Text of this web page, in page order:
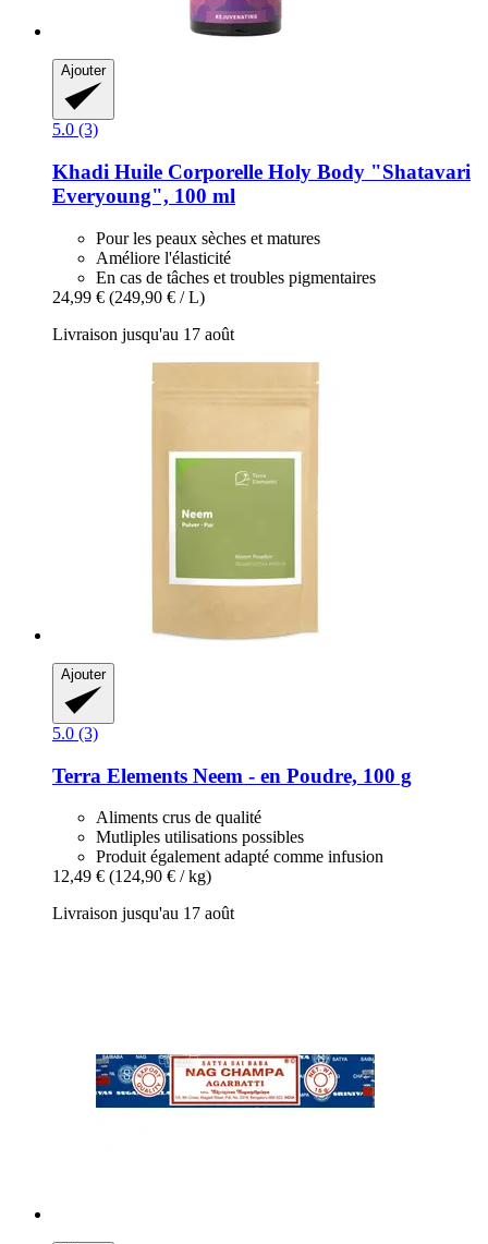
Ajouter
5.0 (3)
Khadi Huile Corporelle Holy Body "Shatavari
Everyoung", 100 ml
Pour les peaux sèches et matures
Améliore l'élasticité
En cas de tâches et troubles pigmentaires
24,99 € (249,90 € / L)
Livraison jusqu'au 17 août
Ajouter
5.0 (3)
Terra Elements Neem -​ en Poudre, 100 g
Aliments crus de qualité
Mutliples utilisations possibles
Produit également adapté comme infusion
12,49 € (124,90 € / kg)
Livraison jusqu'au 17 août